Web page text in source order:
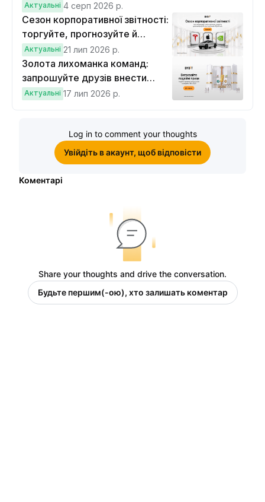
Актуальні 4 серп 2026 р.
Сезон корпоративної звітності:
торгуйте, прогнозуйте й
вигравайте Cybertruck
Актуальні 21 лип 2026 р.
Золота лихоманка команд:
запрошуйте друзів внести
депозит на $100 і торгувати на
Актуальні 17 лип 2026 р.
Log in to comment your thoughts
Увійдіть в акаунт, щоб відповісти
Коментарі
Share your thoughts and drive the conversation.
Будьте першим(-ою), хто залишать коментар